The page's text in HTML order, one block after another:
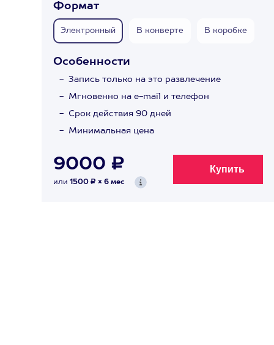
Формат
Электронный В конверте В коробке
Особенности
Запись только на это развлечение
Мгновенно на e-mail и телефон
Срок действия 90 дней
Минимальная цена
9000 ₽
или 1500 ₽ × 6 мес